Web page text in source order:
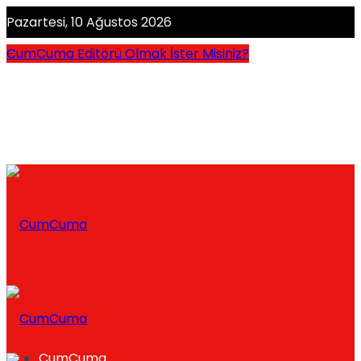
Pazartesi, 10 Ağustos 2026
CumCuma Editörü Olmak İster Misiniz?